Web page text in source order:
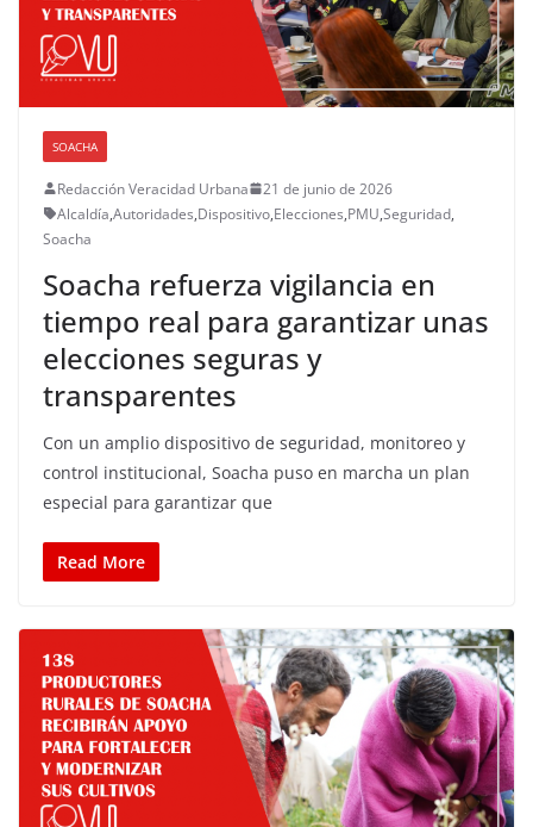
SOACHA
Redacción Veracidad Urbana
21 de junio de 2026
Alcaldía,Autoridades,Dispositivo,Elecciones,PMU,Seguridad,
Soacha
Soacha refuerza vigilancia en
tiempo real para garantizar unas
elecciones seguras y
transparentes
Con un amplio dispositivo de seguridad, monitoreo y
control institucional, Soacha puso en marcha un plan
especial para garantizar que
Read More